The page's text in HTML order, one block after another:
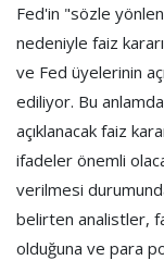
Fed'in "sözle
nedeniyle faiz
ve Fed üyelerinin
ediliyor. Bu
açıklanacak faiz
ifadeler önemli
verilmesi
belirten analistler,
olduğuna ve para